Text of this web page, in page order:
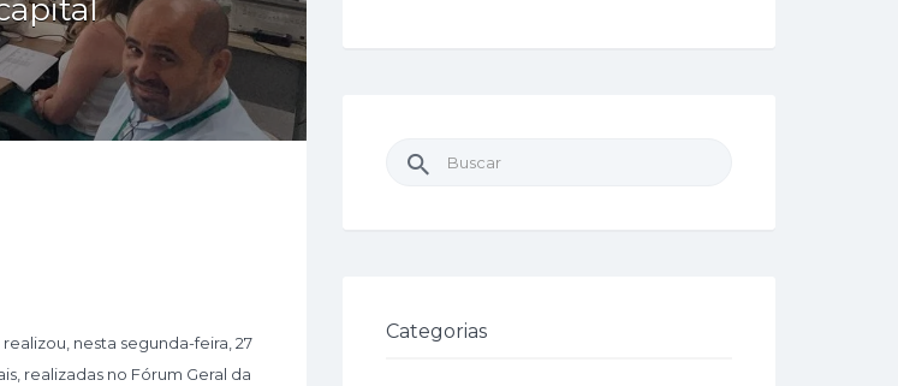
nesta segunda-feira, 27
realizadas no Fórum Geral da
Buscar
Categorias